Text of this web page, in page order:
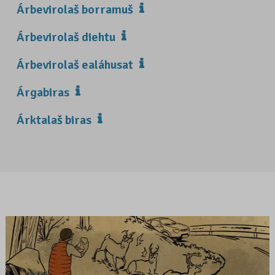
Árbevirolaš borramuš
Árbevirolaš diehtu
Árbevirolaš ealáhusat
Árgabiras
Árktalaš biras